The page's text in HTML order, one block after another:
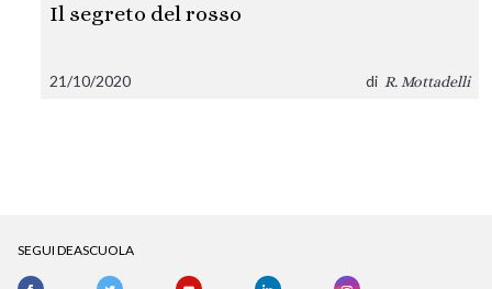
Il segreto del rosso
21/10/2020 di R. Mottadelli
SEGUI DEASCUOLA